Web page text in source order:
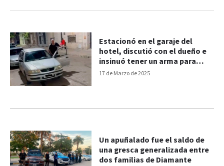
17 de Marzo de 2025
Estacionó en el garaje del
hotel, discutió con el dueño e
insinuó tener un arma para
amenazarlo
Un apuñalado fue el saldo de
una gresca generalizada entre
dos familias de Diamante